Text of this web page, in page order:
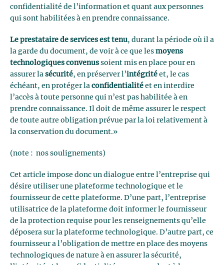
confidentialité de l’information et quant aux personnes
qui sont habilitées à en prendre connaissance.
Le prestataire de services est tenu, durant la période où il a
la garde du document, de voir à ce que les moyens
technologiques convenus soient mis en place pour en
assurer la sécurité, en préserver l’intégrité et, le cas
échéant, en protéger la confidentialité et en interdire
l’accès à toute personne qui n’est pas habilitée à en
prendre connaissance. Il doit de même assurer le respect
de toute autre obligation prévue par la loi relativement à
la conservation du document.»
(note : nos soulignements)
Cet article impose donc un dialogue entre l’entreprise qui
désire utiliser une plateforme technologique et le
fournisseur de cette plateforme. D’une part, l’entreprise
utilisatrice de la plateforme doit informer le fournisseur
de la protection requise pour les renseignements qu’elle
déposera sur la plateforme technologique. D’autre part, ce
fournisseur a l’obligation de mettre en place des moyens
technologiques de nature à en assurer la sécurité,